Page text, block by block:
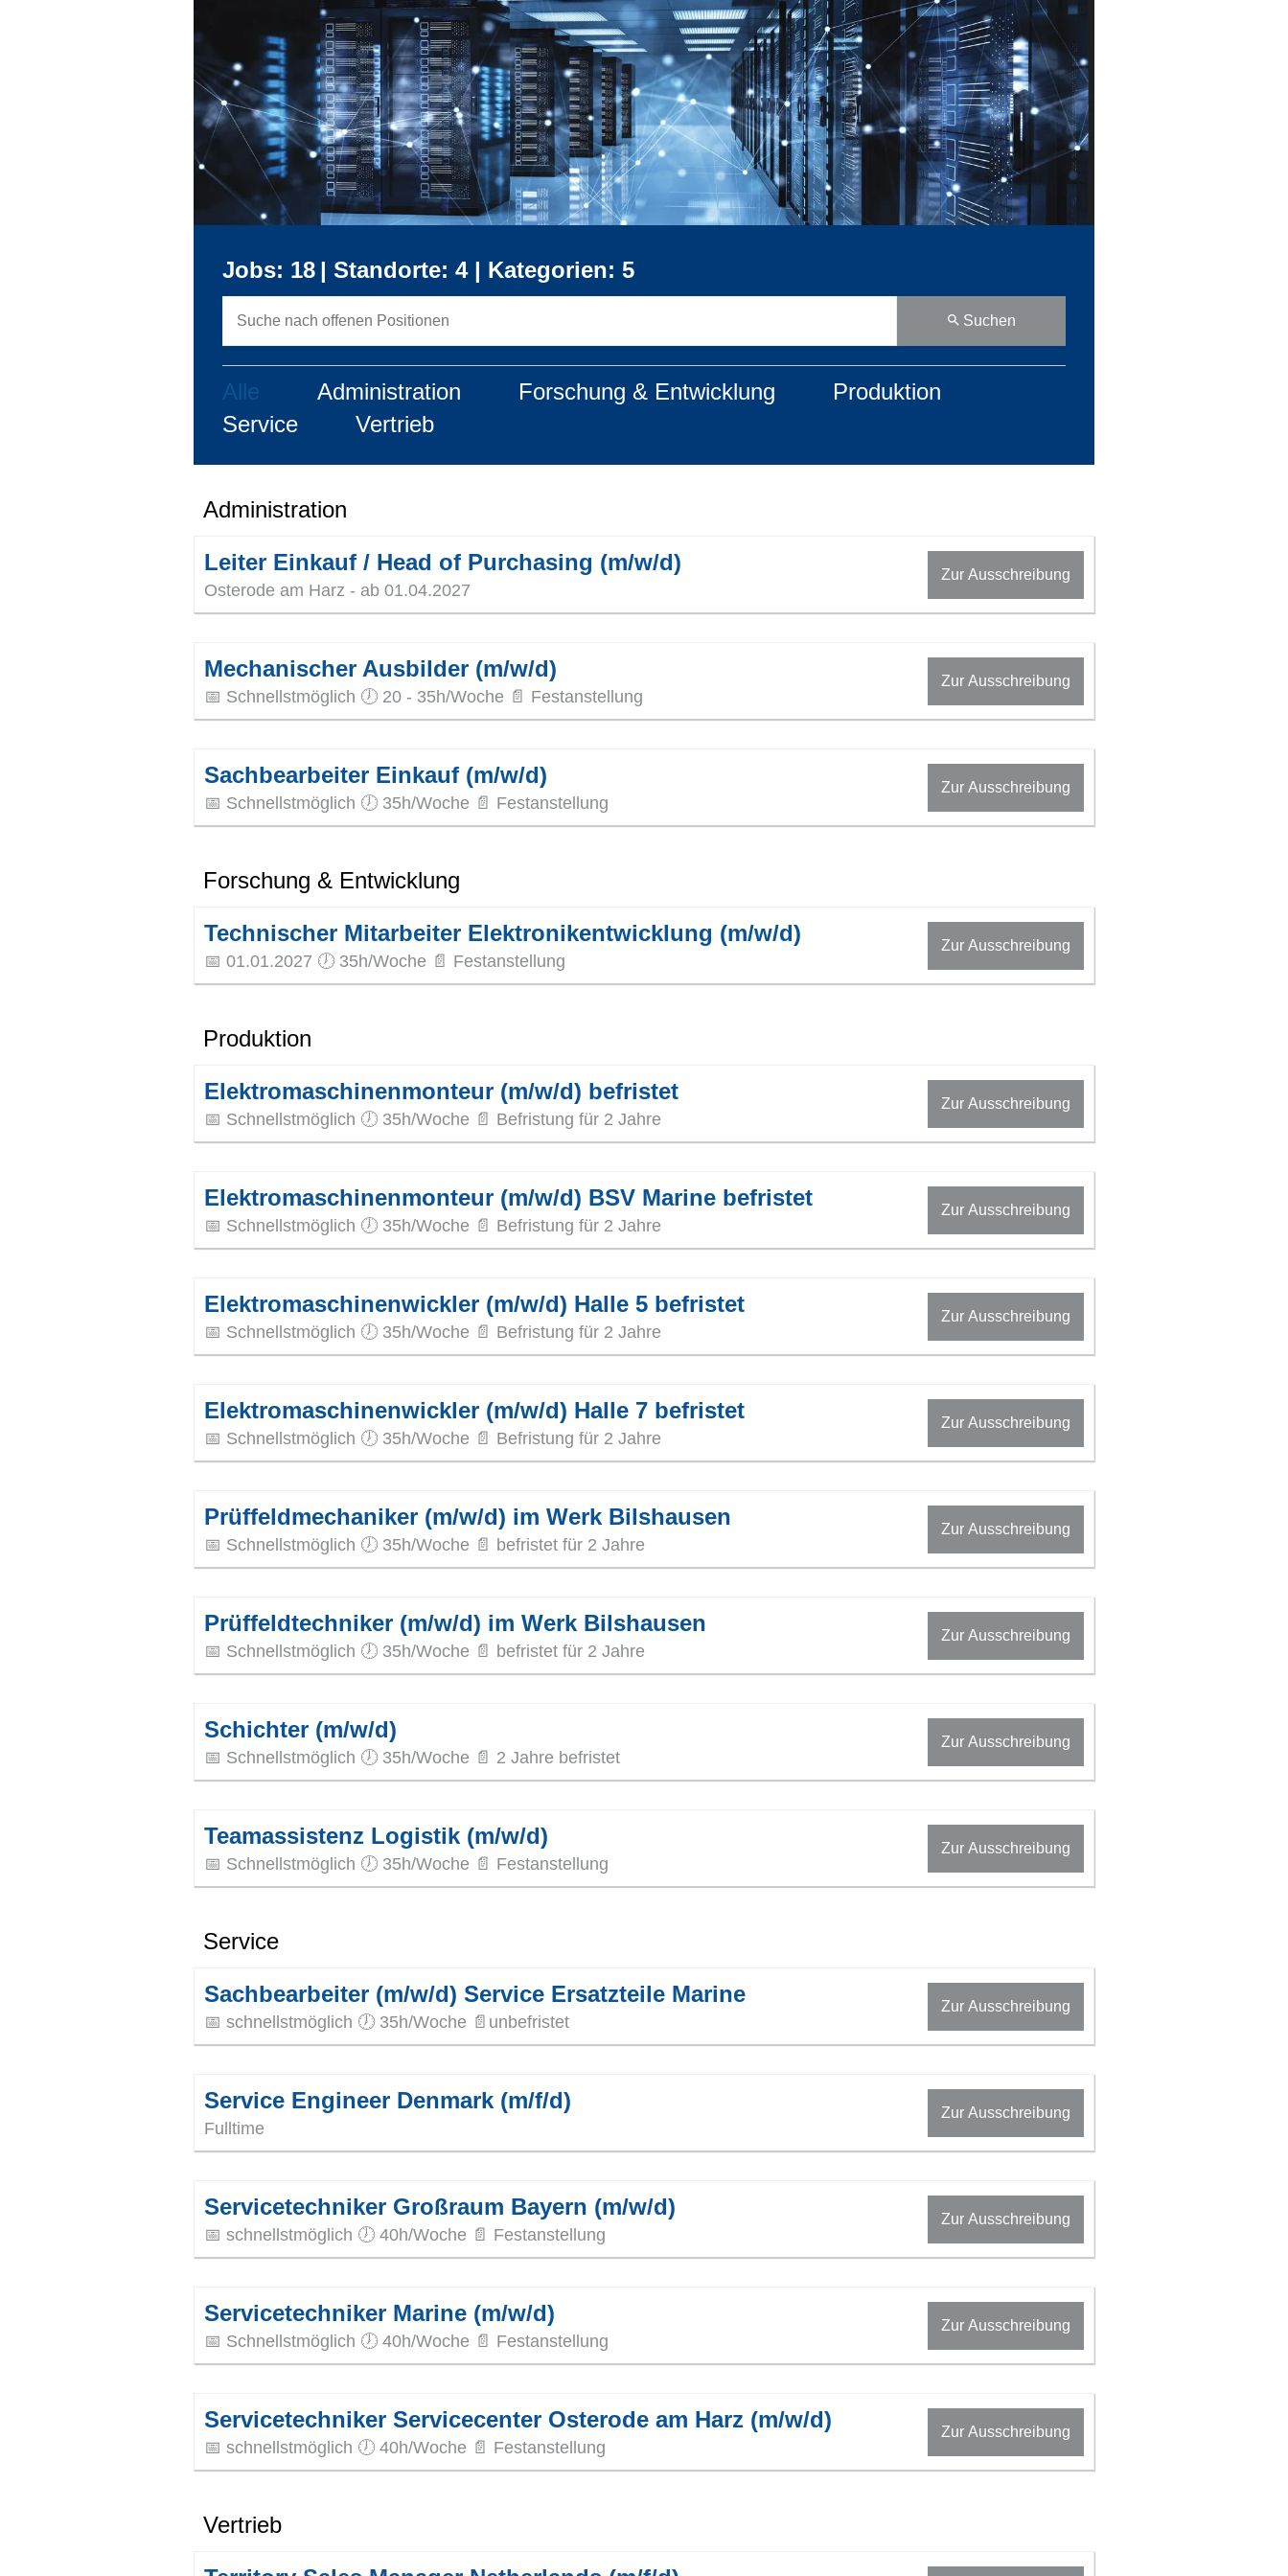
Jobs: 18 | Standorte: 4 | Kategorien: 5
Suchen
Alle Administration Forschung & Entwicklung
Produktion
Service
Vertrieb
Administration
Leiter Einkauf / Head of Purchasing (m/w/d)
Osterode am Harz - ab 01.04.2027
Zur Ausschreibung
Mechanischer Ausbilder (m/w/d)
📅 Schnellstmöglich 🕖 20 - 35h/Woche 📄 Festanstellung
Zur Ausschreibung
Sachbearbeiter Einkauf (m/w/d)
📅 Schnellstmöglich 🕖 35h/Woche 📄 Festanstellung
Zur Ausschreibung
Forschung & Entwicklung
Technischer Mitarbeiter Elektronikentwicklung (m/w/d)
📅 01.01.2027 🕖 35h/Woche 📄 Festanstellung
Zur Ausschreibung
Produktion
Elektromaschinenmonteur (m/w/d) befristet
📅 Schnellstmöglich 🕖 35h/Woche 📄 Befristung für 2 Jahre
Zur Ausschreibung
Elektromaschinenmonteur (m/w/d) BSV Marine befristet
📅 Schnellstmöglich 🕖 35h/Woche 📄 Befristung für 2 Jahre
Zur Ausschreibung
Elektromaschinenwickler (m/w/d) Halle 5 befristet
📅 Schnellstmöglich 🕖 35h/Woche 📄 Befristung für 2 Jahre
Zur Ausschreibung
Elektromaschinenwickler (m/w/d) Halle 7 befristet
📅 Schnellstmöglich 🕖 35h/Woche 📄 Befristung für 2 Jahre
Zur Ausschreibung
Prüffeldmechaniker (m/w/d) im Werk Bilshausen
📅 Schnellstmöglich 🕖 35h/Woche 📄 befristet für 2 Jahre
Zur Ausschreibung
Prüffeldtechniker (m/w/d) im Werk Bilshausen
📅 Schnellstmöglich 🕖 35h/Woche 📄 befristet für 2 Jahre
Zur Ausschreibung
Schichter (m/w/d)
📅 Schnellstmöglich 🕖 35h/Woche 📄 2 Jahre befristet
Zur Ausschreibung
Teamassistenz Logistik (m/w/d)
📅 Schnellstmöglich 🕖 35h/Woche 📄 Festanstellung
Zur Ausschreibung
Service
Sachbearbeiter (m/w/d) Service Ersatzteile Marine
📅 schnellstmöglich 🕖 35h/Woche 📄unbefristet
Zur Ausschreibung
Service Engineer Denmark (m/f/d)
Fulltime
Zur Ausschreibung
Servicetechniker Großraum Bayern (m/w/d)
📅 schnellstmöglich 🕖 40h/Woche 📄 Festanstellung
Zur Ausschreibung
Servicetechniker Marine (m/w/d)
📅 Schnellstmöglich 🕖 40h/Woche 📄 Festanstellung
Zur Ausschreibung
Servicetechniker Servicecenter Osterode am Harz (m/w/d)
📅 schnellstmöglich 🕖 40h/Woche 📄 Festanstellung
Zur Ausschreibung
Vertrieb